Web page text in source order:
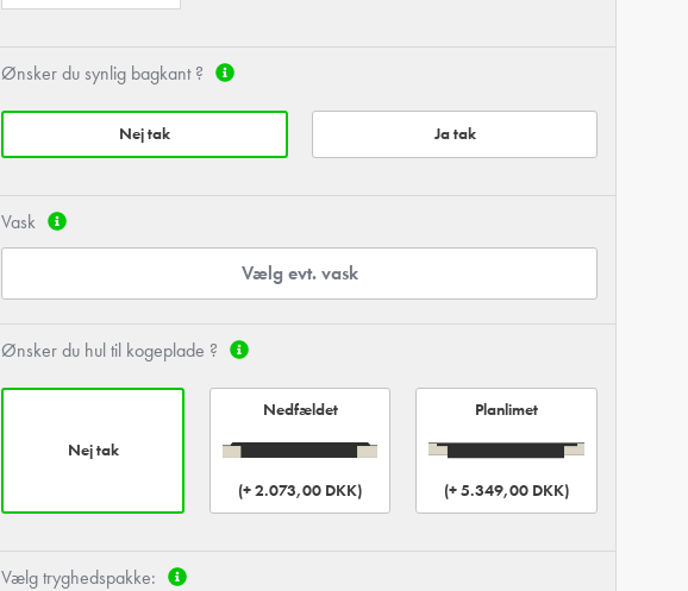
Ønsker du synlig bagkant ?
Nej tak Ja tak
Vask
Vælg evt. vask
Ønsker du hul til kogeplade ?
Nej tak
Nedfældet
(+ 2.073,00 DKK)
Planlimet
(+ 5.349,00 DKK)
Vælg tryghedspakke: